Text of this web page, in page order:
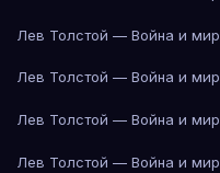
Лев Толстой — Война и мир
Лев Толстой — Война и мир
Лев Толстой — Война и мир
Лев Толстой — Война и мир